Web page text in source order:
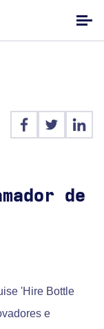
de
'Hire Bottle
e